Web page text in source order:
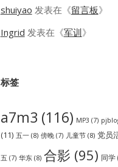
shuiyao 发表在《留言板》
Ingrid 发表在《军训》
标签
a7m3 (116) MP3 (7)
(11) 五一(8) 傍晚(7) 儿童节(8) 党员
五 (7) 华东(8) 合影 (95) 同学